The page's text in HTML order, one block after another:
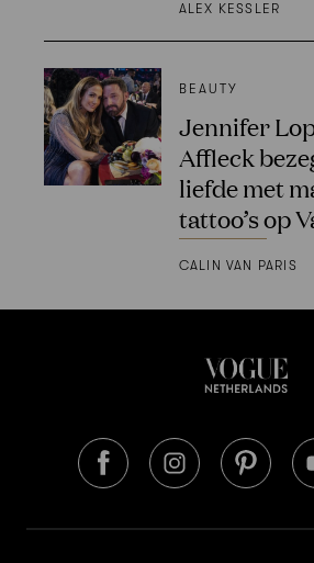
ALEX KESSLER
BEAUTY
Jennifer
Affleck
liefde met
tattoo’s op
CALIN VAN PARIS